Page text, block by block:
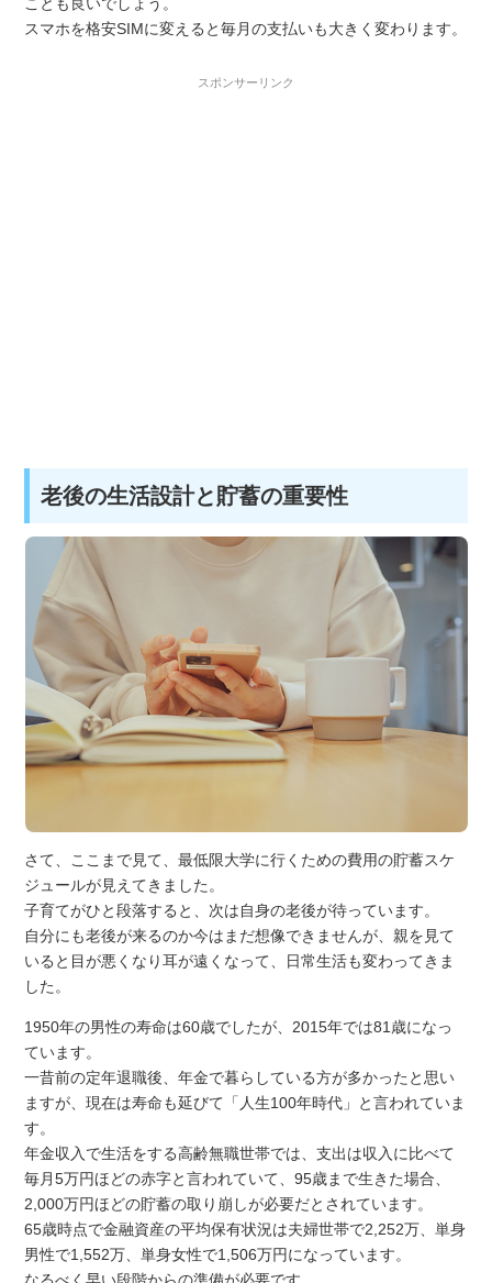
スマホを格安SIMに変えると毎月の支払いも大きく変わります。
スポンサーリンク
老後の生活設計と貯蓄の重要性
さて、ここまで見て、最低限大学に行くための費用の貯蓄スケ
ジュールが見えてきました。
子育てがひと段落すると、次は自身の老後が待っています。
自分にも老後が来るのか今はまだ想像できませんが、親を見て
いると目が悪くなり耳が遠くなって、日常生活も変わってきま
した。
1950年の男性の寿命は60歳でしたが、2015年では81歳になっ
ています。
一昔前の定年退職後、年金で暮らしている方が多かったと思い
ますが、現在は寿命も延びて「人生100年時代」と言われていま
す。
年金収入で生活をする高齢無職世帯では、支出は収入に比べて
毎月5万円ほどの赤字と言われていて、95歳まで生きた場合、
2,000万円ほどの貯蓄の取り崩しが必要だとされています。
65歳時点で金融資産の平均保有状況は夫婦世帯で2,252万、単身
男性で1,552万、単身女性で1,506万円になっています。